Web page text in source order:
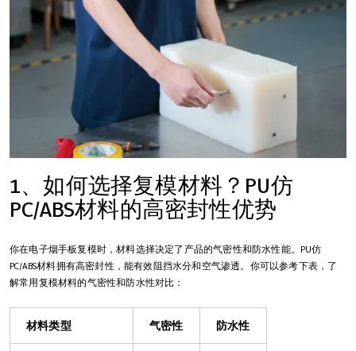
1、如何选择复模材料？PU仿
PC/ABS材料的高密封性优势
你在电子烟手板复模时，材料选择决定了产品的气密性和防水性能。PU仿
PC/ABS材料拥有高密封性，能有效阻挡水分和空气渗透。你可以参考下表，了
解常用复模材料的气密性和防水性对比：
材料类型 气密性 防水性